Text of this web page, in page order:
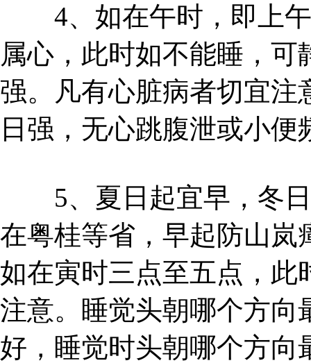
4、如在午时，即上午
属心，此时如不能睡，
强。凡有心脏病者切宜注
日强，无心跳腹泄或小便
5、夏日起宜早，冬日
在粤桂等省，早起防山岚
如在寅时三点至五点，此
注意。睡觉头朝哪个方向
好，睡觉时头朝哪个方向